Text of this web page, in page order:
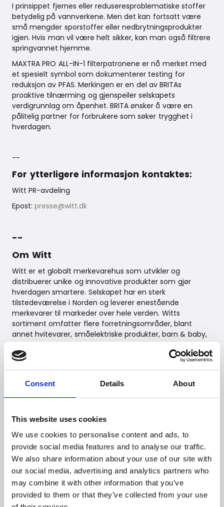
Consent Details About
This website uses cookies
We use cookies to personalise content and ads, to
provide social media features and to analyse our traffic.
We also share information about your use of our site with
our social media, advertising and analytics partners who
may combine it with other information that you’ve
provided to them or that they’ve collected from your use
I prinsippet fjernes eller reduseresproblematiske stoffer
betydelig på vannverkene. Men det kan fortsatt være
små mengder sporstoffer eller nedbrytningsprodukter
igjen. Hvis man vil være helt sikker, kan man også filtrere
springvannet hjemme.
MAXTRA PRO ALL-IN-1 filterpatronene er nå merket med
et spesielt symbol som dokumenterer testing for
reduksjon av PFAS. Merkingen er en del av BRITAs
proaktive tilnærming og gjenspeiler selskapets
verdigrunnlag om åpenhet. BRITA ønsker å være en
pålitelig partner for forbrukere som søker trygghet i
hverdagen.
--
For ytterligere informasjon kontaktes:
Witt PR-avdeling
Epost:presse@witt.dk
--
Om Witt
Witt er et globalt merkevarehus som utvikler og
distribuerer unike og innovative produkter som gjør
hverdagen smartere. Selskapet har en sterk
tilstedeværelse i Norden og leverer enestående
merkevarer til markeder over hele verden. Witts
sortiment omfatter flere forretningsområder, blant
annet hvitevarer, småelektriske produkter, barn & baby,
sport & ytelse, friluftsliv, mat, el-mobilitet og helse. For
mer informasjon om Witt, besøk:
https://www.witt.dk/nb
Om BRITA Group
ved utgangen av 2023 (hvorav 1.216 i Tyskland), er BRITA
Group en av de ledende virksomhetene innen
drikkevannsoptimalisering. Det veletablerte
merkevarenavnet BRITA har en topposisjon på det
globale markedet for vannfiltrering. Det familieeide
selskapet har hovedkontor i Taunusstein nær
Wiesbaden i Tyskland, og er representert i nesten 70
land på alle fem kontinenter gjennom 30 nasjonale og